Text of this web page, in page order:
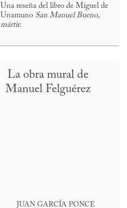
Una reseña del libro de Miguel de
Unamuno San Manuel Bueno,
mártir.
La obra mural de
Manuel Felguérez
JUAN GARCÍA PONCE